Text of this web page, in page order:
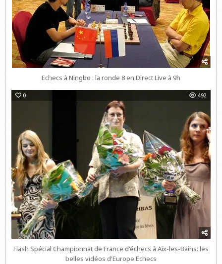
Echecs à Ningbo : la ronde 8 en Direct Live à 9h
0 492
Flash Spécial Championnat de France d'échecs à Aix-les-Bains: les
belles vidéos d'Europe Echecs